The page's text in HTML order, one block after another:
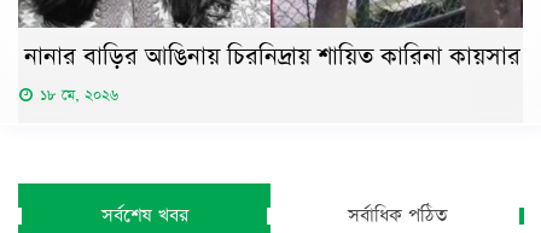
নানার বাড়ির আঙিনায় চিরনিদ্রায় শায়িত কারিনা কায়সার
১৮ মে, ২০২৬
সর্বশেষ খবর সর্বাধিক পঠিত